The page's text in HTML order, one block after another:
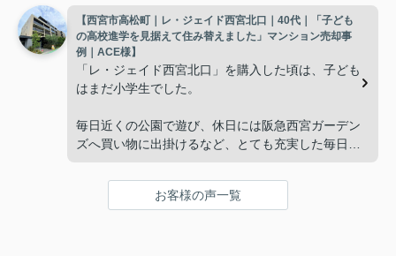
インフィニティエステートさんへ相談すると、「パ
ークナード西宮北口」の査定だけでなく、住み替え
先とのスケジュールや資金計画まで丁寧にサポート
してくださいました。
販売活動では、西宮北口駅へのアクセス、阪急西宮
ガーデンズ、医療機関や買い物施設など、将来も安
した。
子どもたちはそれぞれ別の仕事に就いており、
「将来、このビルの管理を任せるのは難しいかもし
れない。」
と家族で話し合うようになりました。
インフィニティエステートさんへ相談すると、収益
投資家向けの販売方法をご提案いただきました。
【西宮市高松町｜レ・ジェイド西宮北口｜40代｜「子ども
の高校進学を見据えて住み替えました」マンション売却事
例｜ACE様】
「レ・ジェイド西宮北口」を購入した頃は、子ども
はまだ小学生でした。
毎日近くの公園で遊び、休日には阪急西宮ガーデン
ズへ買い物に出掛けるなど、とても充実した毎日を
年月が経ち、子どもが高校進学を意識する年齢にな
お客様の声一覧